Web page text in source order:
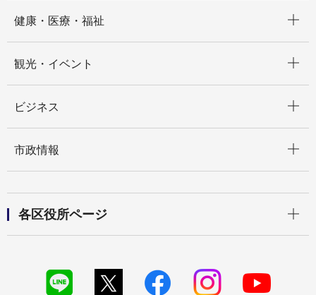
健康・医療・福祉
観光・イベント
ビジネス
市政情報
各区役所ページ